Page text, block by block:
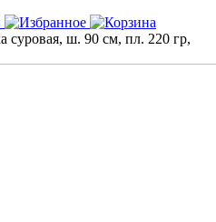
суровая, ш. 90 см, пл. 220 гр,